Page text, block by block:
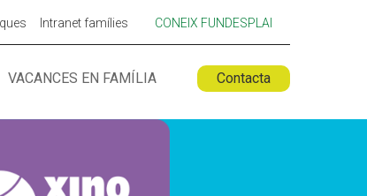
Intranet famílies CONEIX FUNDESPLAI
VACANCES EN FAMÍLIA Contacta
TERCER SECTOR